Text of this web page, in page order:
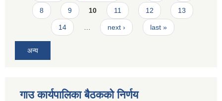
8 9 10 11 12 13
14 … next › last »
अन्य
गाउ कार्यपालिका बैठकको निर्णय